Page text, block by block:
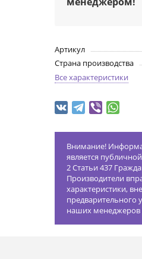
Артикул
Страна производства
Все характеристики
Внимание!
является
2 Статьи 437
Производители
характеристики,
предварительного
наших менеджеров